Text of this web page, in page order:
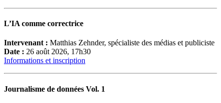
L’IA comme correctrice
Intervenant : Matthias Zehnder, spécialiste des médias et publiciste
Date : 26 août 2026, 17h30
Informations et inscription
Journalisme de données Vol. 1